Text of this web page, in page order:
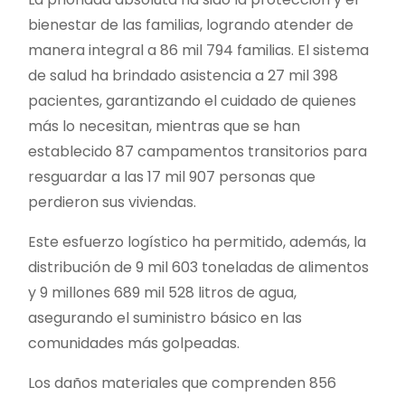
bienestar de las familias, logrando atender de
manera integral a 86 mil 794 familias. El sistema
de salud ha brindado asistencia a 27 mil 398
pacientes, garantizando el cuidado de quienes
más lo necesitan, mientras que se han
establecido 87 campamentos transitorios para
resguardar a las 17 mil 907 personas que
perdieron sus viviendas.
Este esfuerzo logístico ha permitido, además, la
distribución de 9 mil 603 toneladas de alimentos
y 9 millones 689 mil 528 litros de agua,
asegurando el suministro básico en las
comunidades más golpeadas.
Los daños materiales que comprenden 856